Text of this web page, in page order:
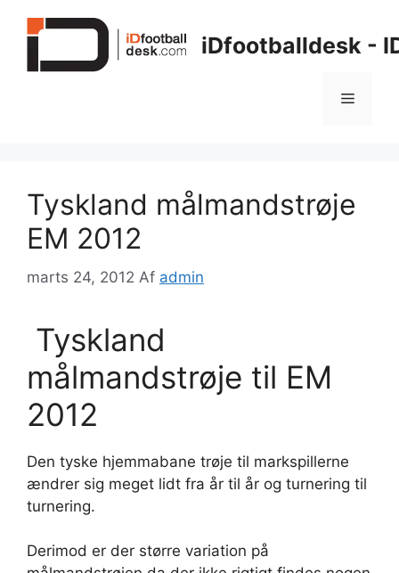
iDfootballdesk -
Menu
Tyskland målmandstrøje
EM 2012
marts 24, 2012 Af admin
Tyskland
målmandstrøje til EM
2012
Den tyske hjemmabane trøje til markspillerne
ændrer sig meget lidt fra år til år og turnering til
turnering.
Derimod er der større variation på